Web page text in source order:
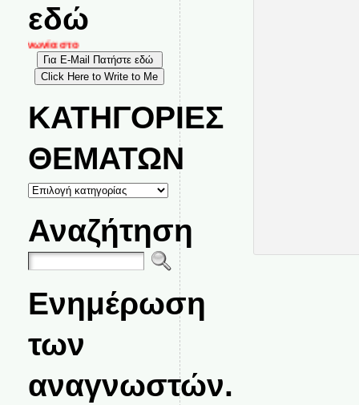
εδώ
στο
ΚΑΤΗΓΟΡΙΕΣ
ΘΕΜΑΤΩΝ
ΚΑΤΗΓΟΡΙΕΣ
ΘΕΜΑΤΩΝ
Αναζήτηση
Ενημέρωση
των
αναγνωστών.